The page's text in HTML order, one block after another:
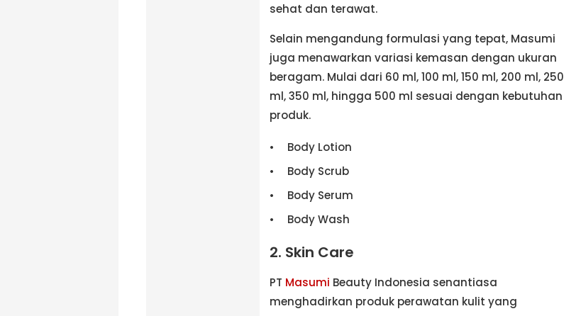
sehat dan terawat.
Selain mengandung formulasi yang tepat, Masumi
juga menawarkan variasi kemasan dengan ukuran
beragam. Mulai dari 60 ml, 100 ml, 150 ml, 200 ml, 250
ml, 350 ml, hingga 500 ml sesuai dengan kebutuhan
produk.
Body Lotion
Body Scrub
Body Serum
Body Wash
2. Skin Care
PT Masumi Beauty Indonesia senantiasa
menghadirkan produk perawatan kulit yang